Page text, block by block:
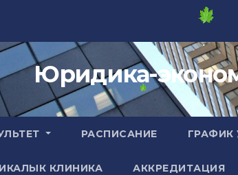
Юридика-
РАСПИСАНИЕ ГРАФИК
КЛИНИКА АККРЕДИТАЦИЯ